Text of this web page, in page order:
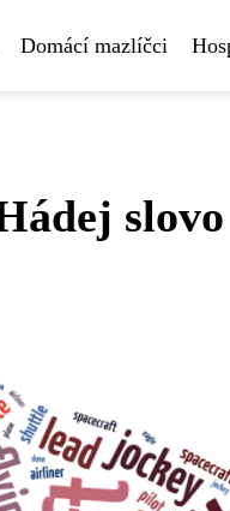
Domácí mazlíčci